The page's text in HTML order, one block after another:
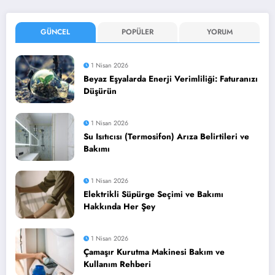
GÜNCEL POPÜLER YORUM
1 Nisan 2026
Beyaz Eşyalarda Enerji Verimliliği: Faturanızı
Düşürün
1 Nisan 2026
Su Isıtıcısı (Termosifon) Arıza Belirtileri ve
Bakımı
1 Nisan 2026
Elektrikli Süpürge Seçimi ve Bakımı
Hakkında Her Şey
1 Nisan 2026
Çamaşır Kurutma Makinesi Bakım ve
Kullanım Rehberi